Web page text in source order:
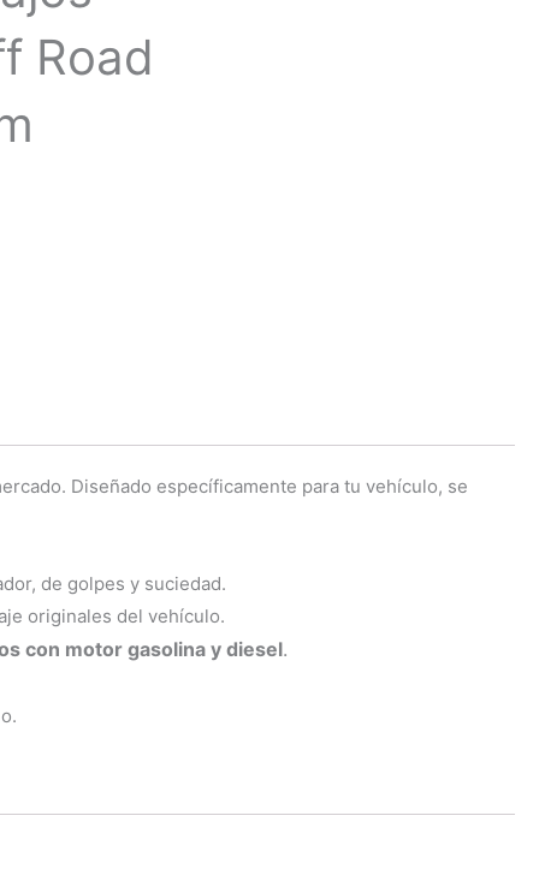
Road
Diseñado específicamente para tu vehículo, se
de golpes y suciedad.
originales del vehículo.
con motor gasolina y diesel.